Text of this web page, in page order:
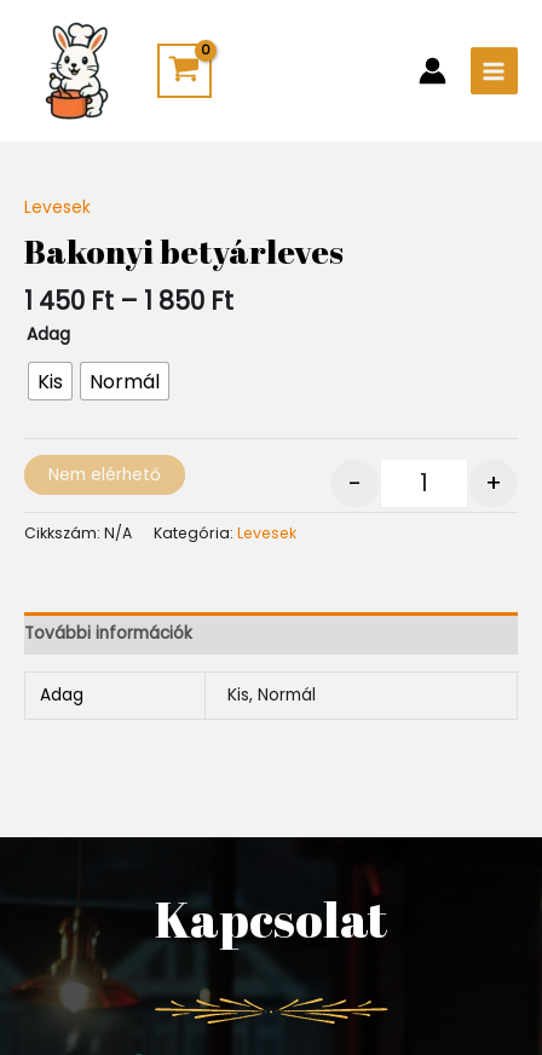
content
Levesek
Bakonyi betyárleves
1 450 Ft – 1 850 Ft
1
450 Ft
-
1
Adag
Kis Normál
- +
Nem elérhető
Cikkszám: N/A Kategória: Levesek
További információk
Adag Kis, Normál
Kapcsolat